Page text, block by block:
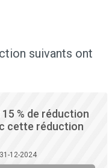
suivants ont
% de réduction
cette réduction
12-2024